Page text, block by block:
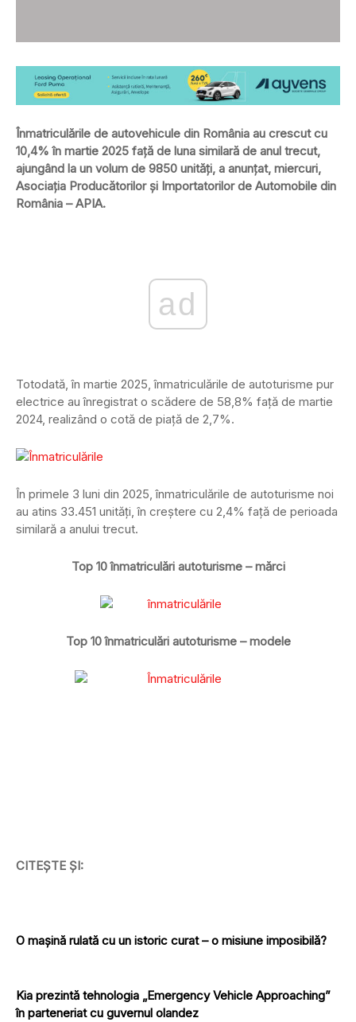
Înmatriculările de autovehicule din România au crescut cu
10,4% în martie 2025 față de luna similară de anul trecut,
ajungând la un volum de 9850 unități, a anunțat, miercuri,
Asociația Producătorilor și Importatorilor de Automobile din
România – APIA.
ad
Totodată, în martie 2025, înmatriculările de autoturisme pur
electrice au înregistrat o scădere de 58,8% față de martie
2024, realizând o cotă de piață de 2,7%.
În primele 3 luni din 2025, înmatriculările de autoturisme noi
au atins 33.451 unități, în creștere cu 2,4% față de perioada
similară a anului trecut.
Top 10 înmatriculări autoturisme – mărci
Top 10 înmatriculări autoturisme – modele
CITEȘTE ȘI:
O mașină rulată cu un istoric curat – o misiune imposibilă?
Kia prezintă tehnologia „Emergency Vehicle Approaching”
în parteneriat cu guvernul olandez